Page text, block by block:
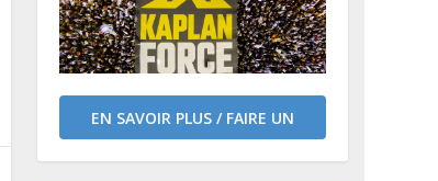
EN SAVOIR PLUS / FAIRE UN
DON